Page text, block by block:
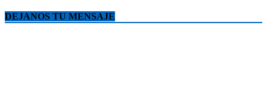
DEJANOS TU MENSAJE